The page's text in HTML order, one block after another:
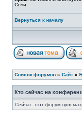
Сочи
Вернуться к началу
Список форумов » Сайт »
Кто сейчас на
Сейчас этот форум